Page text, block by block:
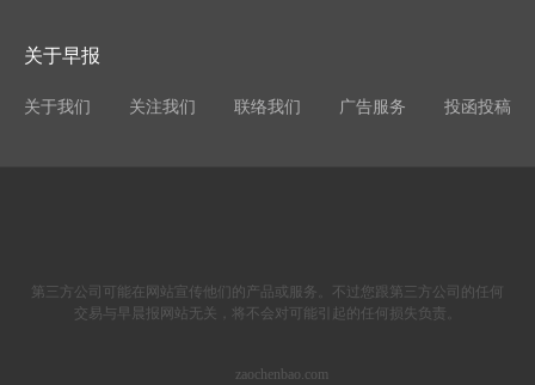
关于早报
关于我们 关注我们 联络我们 广告服务 投函投稿
第三方公司可能在网站宣传他们的产品或服务。不过您跟第三方公司的任何
交易与早晨报网站无关，将不会对可能引起的任何损失负责。
zaochenbao.com